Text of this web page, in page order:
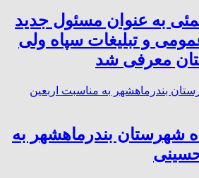
به عنوان مسئول جدید
و تبلیغات سپاه ولی
معرفی شد
شهرستان بندرماهشهر به